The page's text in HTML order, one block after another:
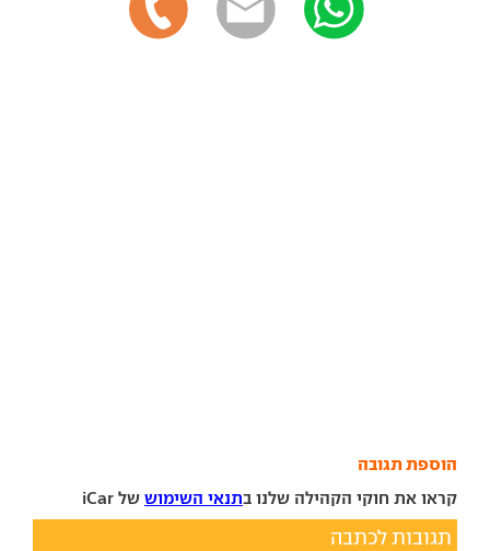
הוספת תגובה
קראו את חוקי הקהילה שלנו בתנאי השימוש של iCar
תגובות לכתבה